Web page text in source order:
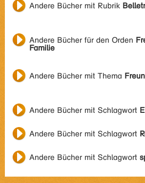
Andere Bücher mit Rubrik
Andere Bücher für den Orden
Familie
Andere Bücher mit Thema
Andere Bücher mit Schlagwort
Andere Bücher mit Schlagwort
Andere Bücher mit Schlagwort